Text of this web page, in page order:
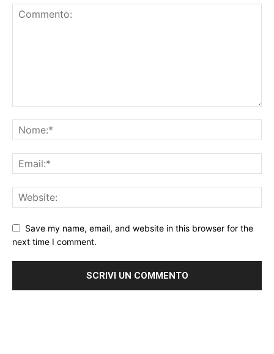
Save my name, email, and website in this browser for the
next time I comment.